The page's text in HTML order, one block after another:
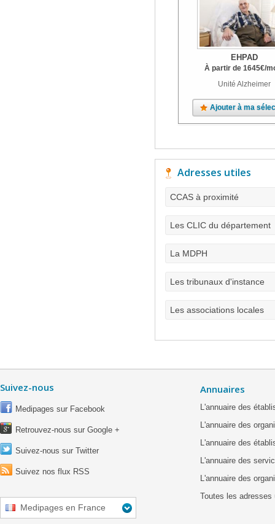
EHPAD
À partir de 1645€/
Unité Alzheimer
Ajouter à ma
Adresses utiles
CCAS à proximité
Les CLIC du département
La MDPH
Les tribunaux d'instance
Les associations locales
Suivez-nous
Medipages sur Facebook
Retrouvez-nous sur Google +
Suivez-nous sur Twitter
Suivez nos flux RSS
Medipages en France
Annuaires
L'annuaire des
L'annuaire des
L'annuaire des
L'annuaire des
L'annuaire des
Toutes les adresses